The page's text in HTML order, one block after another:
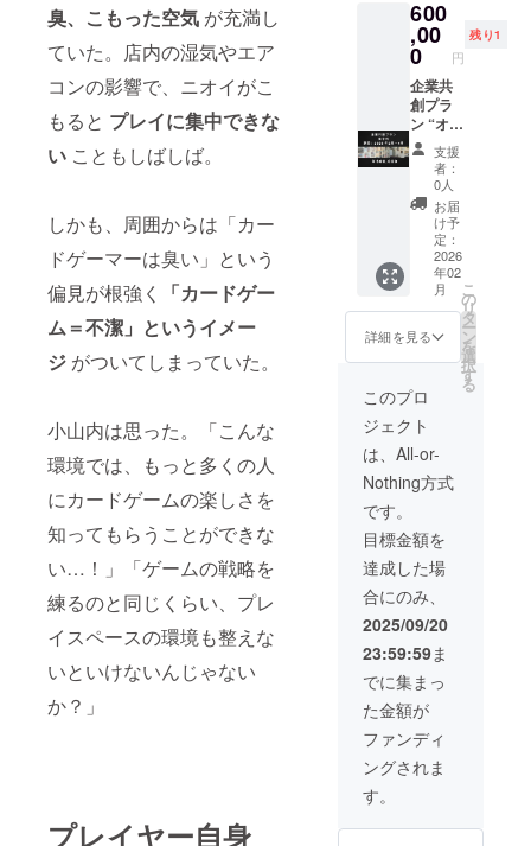
臭、こもった空気 が充満し
ていた。店内の湿気やエア
コンの影響で、ニオイがこ
もると プレイに集中できな
い こともしばしば。
しかも、周囲からは「カー
ドゲーマーは臭い」という
偏見が根強く
「カードゲー
ム＝不潔」というイメー
ジ がついてしまっていた。
小山内は思った。「こんな
環境では、もっと多くの人
にカードゲームの楽しさを
知ってもらうことができな
い…！」「ゲームの戦略を
練るのと同じくらい、プレ
イスペースの環境も整えな
いといけないんじゃない
か？」
プレイヤー自身
面 ） リ
アル顧
客リ
サーチ
＋施術
中イン
タ
ビュー
：月間
1,000名
超来
店・ほ
ぼ全員
がオタ
クのサ
ロン顧
客様へ
調査を
実施 ∟
設問設
計〜集
計レ
ポート
まで対
応 ∟
カット
術中
の“60分
以上の
対話時
間”を活
用し、
一般的
なアン
ケート
では得
られな
い深層
インサ
創ワー
600
,00
0 円
残り1
企業共
創プラ
ン “オタ
ク×美
容”の最
前線
で、御
社だけ
のヒッ
ト商品
を共創
する特
別リ
ターン
です。
後半枠
期間：
2026 年
2月～4
月 詳細
共同開
発ディ
ン：
lushtre
e代表・
茂木賢
太が企
画立
案〜試
作評価
までフ
ル伴走
（オン
ライン
／対
客リ
支援
者：
0人
お届
け予
定：
2026
年02
月
詳細を見る
こ
の
リ
タ
ー
ン
を
選
択
す
る
このプロ
ジェクト
は、All-or-
Nothing方式
です。
目標金額を
達成した場
合にのみ、
2025/09/20
23:59:59ま
でに集まっ
た金額が
ファンディ
ングされま
す。